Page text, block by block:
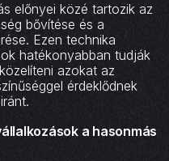
előnyei közé tartozik az
bővítése és a
Ezen technika
hatékonyabban tudják
azokat az
érdeklődnek
a hasonmás